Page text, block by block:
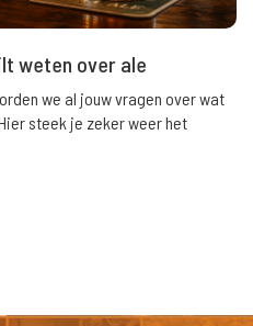
weten over ale
we al jouw vragen over wat
steek je zeker weer het